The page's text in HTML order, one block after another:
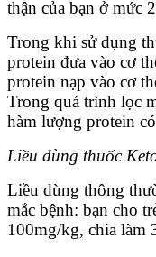
thận của bạn ở mức
Trong khi sử dụng
protein đưa vào cơ
protein nạp vào cơ
Trong quá trình lọc
hàm lượng protein
Liều dùng thuốc
Liều dùng thông
mắc bệnh: bạn cho
100mg/kg, chia làm